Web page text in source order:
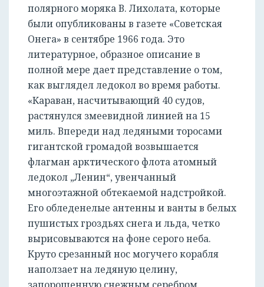
полярного моряка В. Лихолата, которые
были опубликованы в газете «Советская
Онега» в сентябре 1966 года. Это
литературное, образное описание в
полной мере дает представление о том,
как выглядел ледокол во время работы.
«Караван, насчитывающий 40 судов,
растянулся змеевидной линией на 15
миль. Впереди над ледяными торосами
гигантской громадой возвышается
флагман арктического флота атомный
ледокол „Ленин“, увенчанный
многоэтажной обтекаемой надстройкой.
Его обледенелые антенны и ванты в белых
пушистых гроздьях снега и льда, четко
вырисовываются на фоне серого неба.
Круто срезанный нос могучего корабля
наползает на ледяную целину,
запорошенную снежным серебром.